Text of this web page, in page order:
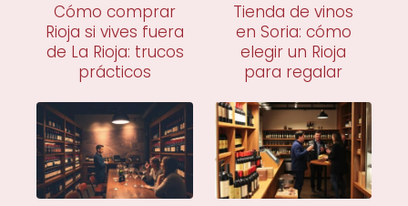
Cómo comprar
Rioja si vives fuera
de La Rioja: trucos
prácticos
Tienda de vinos
en Soria: cómo
elegir un Rioja
para regalar